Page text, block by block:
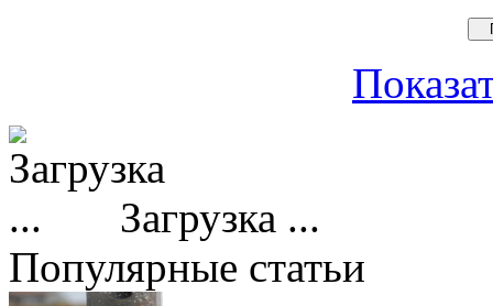
Загрузка ...
Популярные статьи